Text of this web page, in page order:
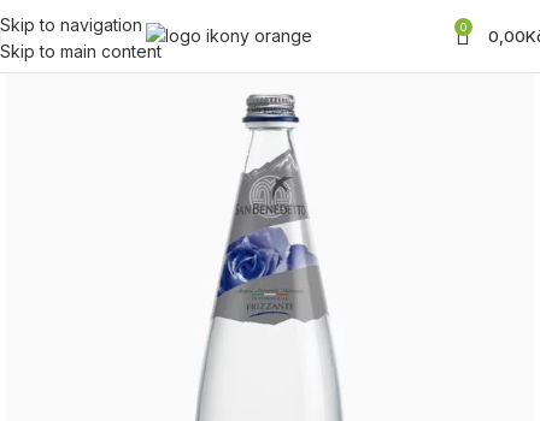
Skip to navigation
Skip to main content
0 0,00